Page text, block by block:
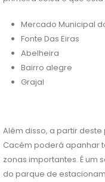
Mercado Municipal
Fonte Das Eiras
Abelheira
Bairro alegre
Grajal
Além disso, a partir
Cacém poderá apanhar
zonas importantes. É um
do parque de